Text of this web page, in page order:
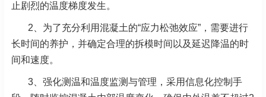
止剧烈的温度梯度发生。
2、为了充分利用混凝土的“应力松弛效应”，需要进行
长时间的养护，并确定合理的拆模时间以及延迟降温的时
间和速度。
3、强化测温和温度监测与管理，采用信息化控制手